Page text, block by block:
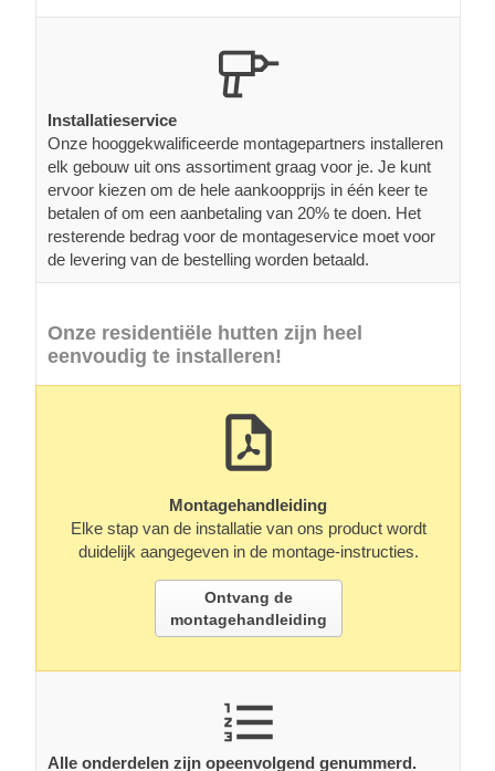
Installatieservice
Onze hooggekwalificeerde montagepartners installeren
elk gebouw uit ons assortiment graag voor je. Je kunt
ervoor kiezen om de hele aankoopprijs in één keer te
betalen of om een aanbetaling van 20% te doen. Het
resterende bedrag voor de montageservice moet voor
de levering van de bestelling worden betaald.
Onze residentiële hutten zijn heel
eenvoudig te installeren!
Montagehandleiding
Elke stap van de installatie van ons product wordt
duidelijk aangegeven in de montage-instructies.
Ontvang de
montagehandleiding
Alle onderdelen zijn opeenvolgend genummerd.